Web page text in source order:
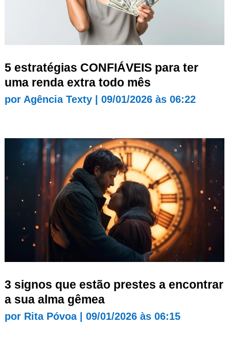
5 estratégias CONFIÁVEIS para ter
uma renda extra todo mês
por Agência Texty| 09/01/2026 às 06:22
3 signos que estão prestes a encontrar
a sua alma gêmea
por Rita Póvoa| 09/01/2026 às 06:15